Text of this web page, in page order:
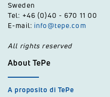
Sweden
Tel: +46 (0)40 - 670 11 00
E-mail: info@tepe.com
All rights reserved
About TePe
A proposito di TePe